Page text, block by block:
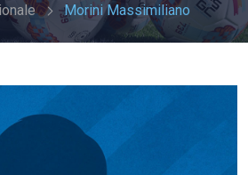
Morini Massimiliano